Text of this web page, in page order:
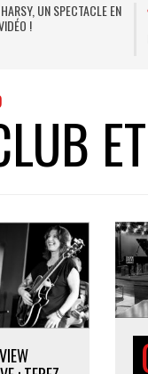
UN SPECTACLE EN
!